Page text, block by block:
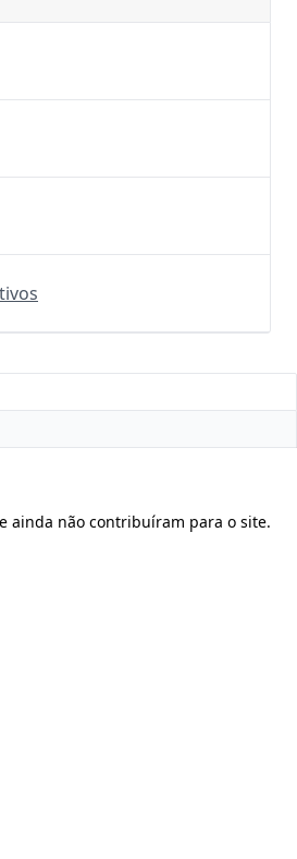
ainda não contribuíram para o site.